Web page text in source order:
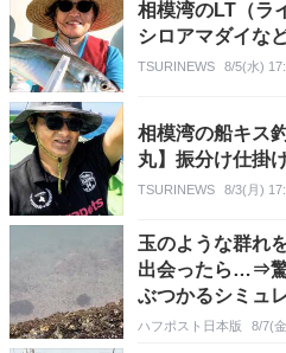
相模湾のLT（ラ
シロアマダイな
TSURINEWS 8/5(水)
相模湾の船キス
丸】振分け仕掛
TSURINEWS 8/3(月)
玉のような群れ
出会ったら…⇒
ぶつかるシミュ
ハフポスト日本版 8/7(